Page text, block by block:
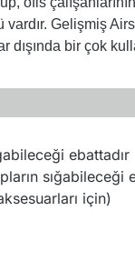
Gelişmiş
bir çok
ebattadır
sığabileceği
için)